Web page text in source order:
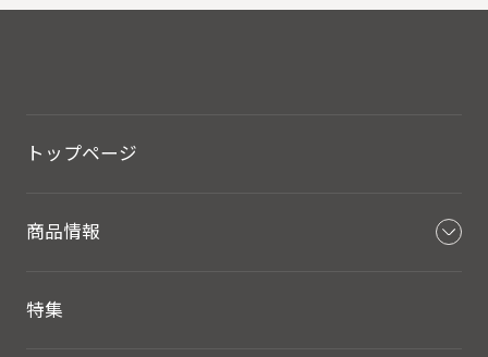
トップページ
商品情報
特集